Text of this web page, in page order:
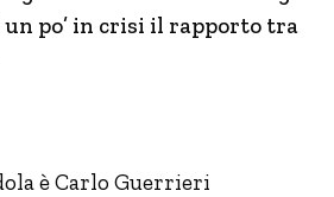
po’ in crisi il rapporto tra
è Carlo Guerrieri